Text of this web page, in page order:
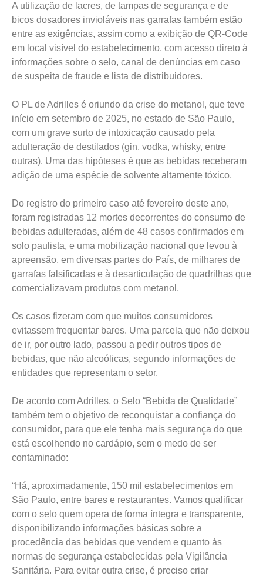
A utilização de lacres, de tampas de segurança e de
bicos dosadores invioláveis nas garrafas também estão
entre as exigências, assim como a exibição de QR-Code
em local visível do estabelecimento, com acesso direto à
informações sobre o selo, canal de denúncias em caso
de suspeita de fraude e lista de distribuidores.
O PL de Adrilles é oriundo da crise do metanol, que teve
início em setembro de 2025, no estado de São Paulo,
com um grave surto de intoxicação causado pela
adulteração de destilados (gin, vodka, whisky, entre
outras). Uma das hipóteses é que as bebidas receberam
adição de uma espécie de solvente altamente tóxico.
Do registro do primeiro caso até fevereiro deste ano,
foram registradas 12 mortes decorrentes do consumo de
bebidas adulteradas, além de 48 casos confirmados em
solo paulista, e uma mobilização nacional que levou à
apreensão, em diversas partes do País, de milhares de
garrafas falsificadas e à desarticulação de quadrilhas que
comercializavam produtos com metanol.
Os casos fizeram com que muitos consumidores
evitassem frequentar bares. Uma parcela que não deixou
de ir, por outro lado, passou a pedir outros tipos de
bebidas, que não alcoólicas, segundo informações de
entidades que representam o setor.
De acordo com Adrilles, o Selo “Bebida de Qualidade”
também tem o objetivo de reconquistar a confiança do
consumidor, para que ele tenha mais segurança do que
está escolhendo no cardápio, sem o medo de ser
contaminado:
“Há, aproximadamente, 150 mil estabelecimentos em
São Paulo, entre bares e restaurantes. Vamos qualificar
com o selo quem opera de forma íntegra e transparente,
disponibilizando informações básicas sobre a
procedência das bebidas que vendem e quanto às
normas de segurança estabelecidas pela Vigilância
Sanitária. Para evitar outra crise, é preciso criar